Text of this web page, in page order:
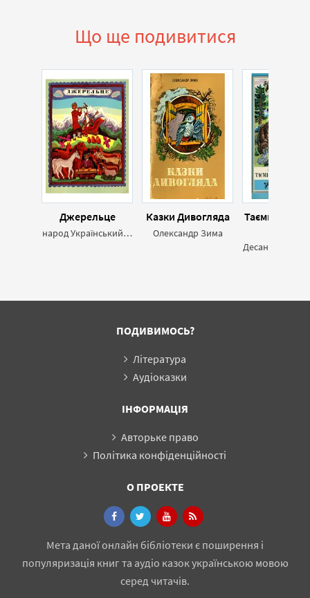
Що ще подивитися
Джерельце
народ Український,народ Естонський,народ Казахський,народ Грузинський,народ Азербайджанський
Казки Дивогляда
Олександр Зима
Таємниця
ПОДИВИМОСЬ?
Література
Аудіоказки
ІНФОРМАЦІЯ
Авторьке право
Політика конфіденційності
О ПРОЕКТЕ
Мета даної онлайн бібліотеки є поширення і
популяризація книг та аудіо казок українською мовою
серед читачів.